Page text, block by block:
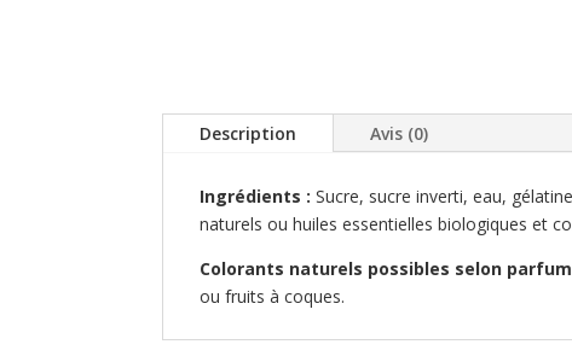
Description Avis (0)
Ingrédients : Sucre, sucre inverti, eau,
naturels ou huiles essentielles biologiques et
Colorants naturels possibles selon
ou fruits à coques.